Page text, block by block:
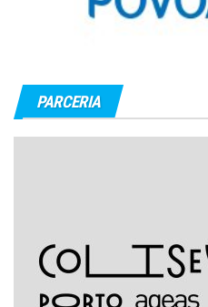
PARCERIA